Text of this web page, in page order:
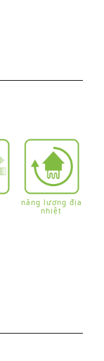
năng lượng địa
nhiệt